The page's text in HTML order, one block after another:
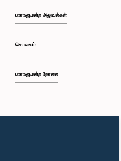
பாராளுமன்ற அலுவல்கள்
செயலகம்
பாராளுமன்ற நேரலை